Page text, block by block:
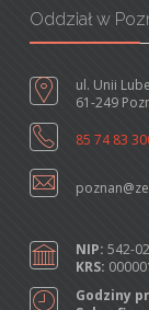
Oddział w
ul. Unii
61-249
85 74 83
NIP: 542-
KRS:
Godziny